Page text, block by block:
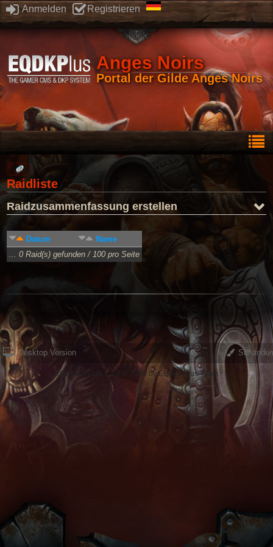
Anmelden Registrieren
Anges Noirs
Portal der Gilde Anges Noirs
Raidliste
Raidzusammenfassung erstellen
Datum
Name
... 0 Raid(s) gefunden / 100 pro Seite
Desktop Version Stil
EQDKP-PLUS 2.1.3 © 2026 by EQdkp-Plus Team